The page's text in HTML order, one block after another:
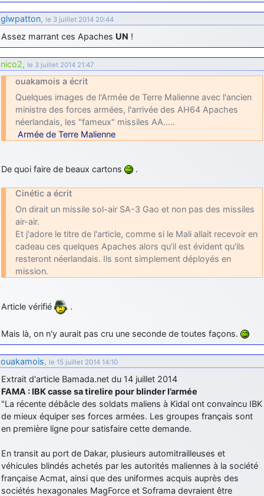
glwpatton, le 3 juillet 2014 20:44
Assez marrant ces Apaches UN !
nico2, le 3 juillet 2014 21:47
ouakamois a écrit
Quelques images de l'Armée de Terre Malienne avec l'ancien
ministre des forces armées, l'arrivée des AH64 Apaches
néerlandais, les "fameux" missiles AA…..
Armée de Terre Malienne
De quoi faire de beaux cartons .
Cinétic a écrit
On dirait un missile sol-air SA-3 Gao et non pas des missiles
air-air.
Et j'adore le titre de l'article, comme si le Mali allait recevoir en
cadeau ces quelques Apaches alors qu'il est évident qu'ils
resteront néerlandais. Ils sont simplement déployés en
mission.
Article vérifié .
Mais là, on n'y aurait pas cru une seconde de toutes façons.
ouakamois, le 15 juillet 2014 14:10
Extrait d'article Bamada.net du 14 juillet 2014
FAMA : IBK casse sa tirelire pour blinder l’armée
"La récente débâcle des soldats maliens à Kidal ont convaincu IBK
de mieux équiper ses forces armées. Les groupes français sont
en première ligne pour satisfaire cette demande.
En transit au port de Dakar, plusieurs automitrailleuses et
véhicules blindés achetés par les autorités maliennes à la société
française Acmat, ainsi que des uniformes acquis auprès des
sociétés hexagonales MagForce et Soframa devraient être